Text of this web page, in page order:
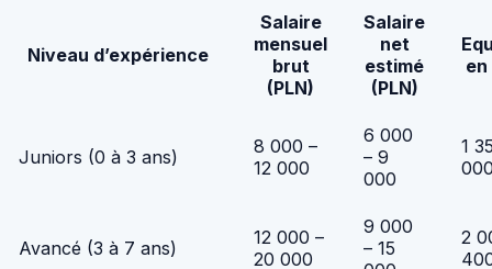
Niveau d’expérience
Salaire
mensuel
brut
(PLN)
Salaire
net
estimé
(PLN)
Juniors (0 à 3 ans)
8 000 –
12 000
6 000
– 9
000
1
Avancé (3 à 7 ans)
12 000 –
20 000
9 000
– 15
2